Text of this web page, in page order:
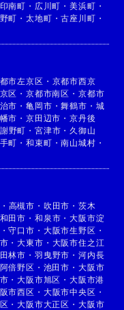
印南町 ・ 広川町 ・美浜町 ・
町 ・太地町 ・古座川町 ・
市左京区 ・ 京都市西京
区 ・京都市南区 ・ 京都市
市 ・亀岡市 ・舞鶴市 ・ 城
市 ・京田辺市 ・京丹後
野町 ・ 宮津市 ・ 久御山
町 ・和束町 ・南山城村 ・
・ 高槻市 ・ 吹田市 ・ 茨木
田市 ・ 和泉市 ・大阪市淀
・守口市 ・ 大阪市生野区 ・
・大東市 ・ 大阪市住之江
林市 ・ 羽曳野市 ・ 河内長
倍野区 ・ 池田市 ・ 大阪市
・大阪市旭区 ・大阪市港
市西区 ・ 大阪市中央区 ・
・大阪市大正区 ・ 大阪市